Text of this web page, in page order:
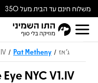
משלוח חינם עד הבית מעל 350
ש״ח
ג'אז /
Pat Metheny
/
NYC V1.IV